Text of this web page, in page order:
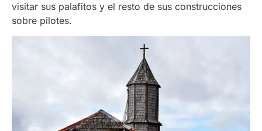
visitar sus palafitos y el resto de sus construcciones
sobre pilotes.